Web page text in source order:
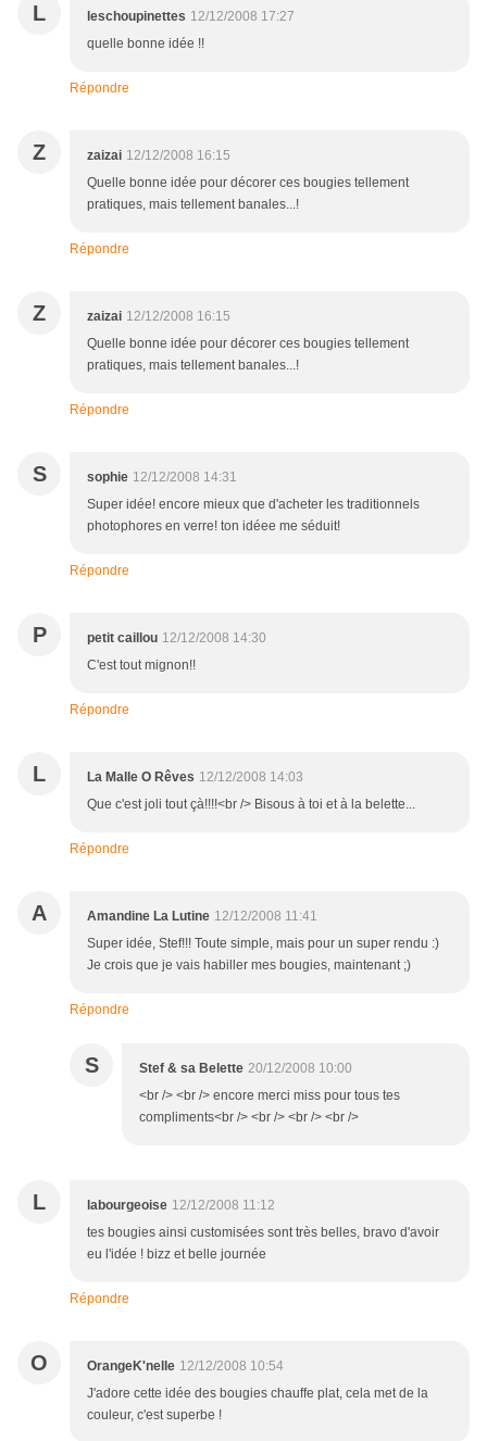
L leschoupinettes 12/12/2008 17:27
quelle bonne idée !!
Répondre
Z zaizai 12/12/2008 16:15
Quelle bonne idée pour décorer ces bougies tellement
pratiques, mais tellement banales...!
Répondre
Z zaizai 12/12/2008 16:15
Quelle bonne idée pour décorer ces bougies tellement
pratiques, mais tellement banales...!
Répondre
S sophie 12/12/2008 14:31
Super idée! encore mieux que d'acheter les traditionnels
photophores en verre! ton idéee me séduit!
Répondre
P petit caillou 12/12/2008 14:30
C'est tout mignon!!
Répondre
L La Malle O Rêves 12/12/2008 14:03
Que c'est joli tout çà!!!!<br /> Bisous à toi et à la belette...
Répondre
A Amandine La Lutine 12/12/2008 11:41
Super idée, Stef!!! Toute simple, mais pour un super rendu :)
Je crois que je vais habiller mes bougies, maintenant ;)
Répondre
S Stef & sa Belette 20/12/2008 10:00
<br /> <br /> encore merci miss pour tous tes
compliments<br /> <br /> <br /> <br />
L labourgeoise 12/12/2008 11:12
tes bougies ainsi customisées sont très belles, bravo d'avoir
eu l'idée ! bizz et belle journée
Répondre
O OrangeK'nelle 12/12/2008 10:54
J'adore cette idée des bougies chauffe plat, cela met de la
couleur, c'est superbe !